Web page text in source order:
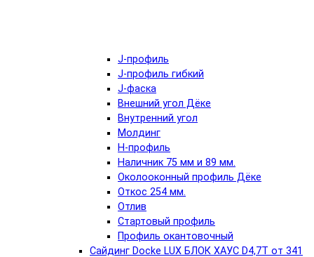
J-профиль
J-профиль гибкий
J-фаска
Внешний угол Дёке
Внутренний угол
Молдинг
Н-профиль
Наличник 75 мм и 89 мм.
Околооконный профиль Дёке
Откос 254 мм.
Отлив
Стартовый профиль
Профиль окантовочный
Сайдинг Docke LUX БЛОК ХАУС D4,7T от 341